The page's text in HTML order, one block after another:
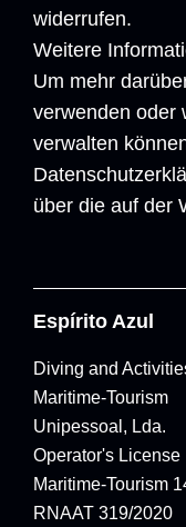
widerrufen.
Weitere
Um mehr
verwenden oder
verwalten
über die auf der
Espírito Azul
Diving and
Maritime-Tourism
Unipessoal, Lda.
Operator's License
Maritime-Tourism
RNAAT 319/2020